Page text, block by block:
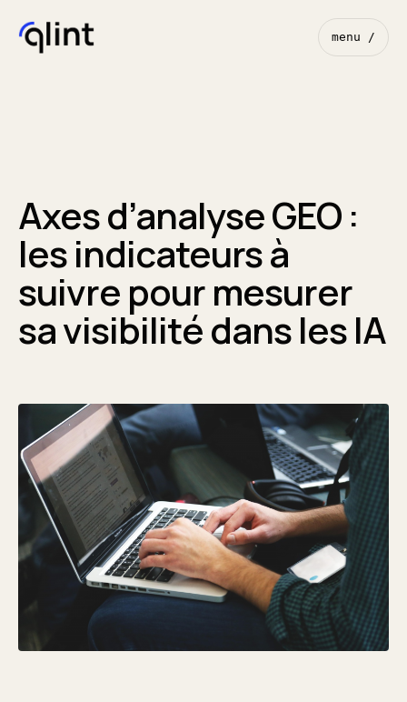
menu /
Axes d’analyse GEO :
les indicateurs à
suivre pour mesurer
sa visibilité dans les IA